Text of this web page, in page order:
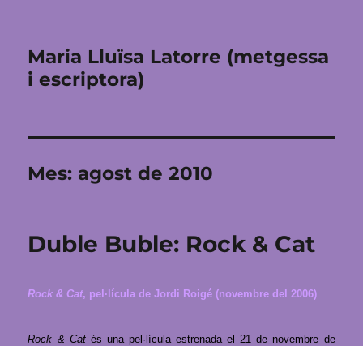
Maria Lluïsa Latorre (metgessa
i escriptora)
Mes: agost de 2010
Duble Buble: Rock & Cat
Rock & Cat, pel·lícula de Jordi Roigé (novembre del 2006)
Rock & Catés una pel·lícula estrenada el 21 de novembre de